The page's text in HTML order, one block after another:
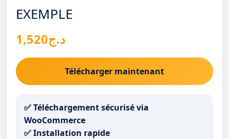
EXEMPLE
د.ج1,520
Télécharger maintenant
✅ Téléchargement sécurisé via
WooCommerce
✅ Installation rapide